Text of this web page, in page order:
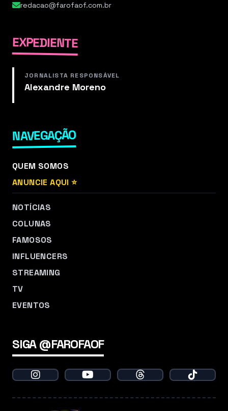
redacao@farofaof.com.br
EXPEDIENTE
JORNALISTA RESPONSÁVEL
Alexandre Moreno
NAVEGAÇÃO
QUEM SOMOS
ANUNCIE AQUI ⭐
NOTÍCIAS
COLUNAS
FAMOSOS
INFLUENCERS
STREAMING
TV
EVENTOS
SIGA @FAROFAOF